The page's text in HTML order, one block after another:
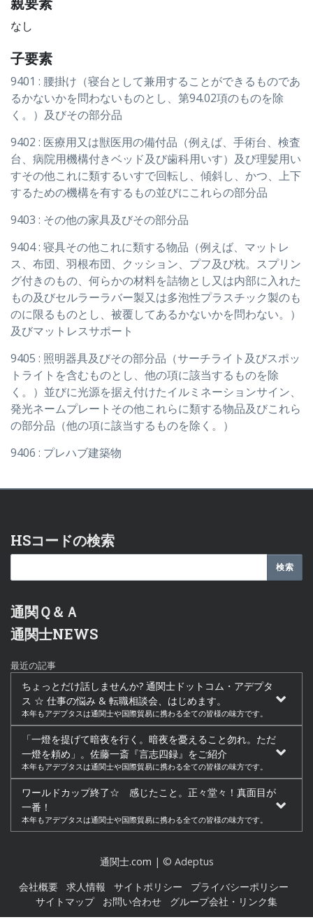
なし
子要素
9401 : 腰掛け（寝台として兼用することができるものであ
るかないかを問わないものとし、第94.02項のものを除
く。）及びその部分品
9402 : 医療用又は獣医用の備付品（例えば、手術台、検査
台、病院用機構付きベッド及び歯科用いす）及び理髪用い
すその他これに類するいすで回転し、傾斜し、かつ、上下
するための機構を有するもの並びにこれらの部分品
9403 : その他の家具及びその部分品
9404 : 寝具その他これに類する物品（例えば、マットレ
ス、布団、羽根布団、クッション、プフ及び枕。スプリン
グ付きのもの、何らかの材料を詰物とし又は内部に入れた
もの及びセルラーラバー製又は多泡性プラスチック製のも
のに限るものとし、被覆してあるかないかを問わない。）
及びマットレスサポート
9405 : 照明器具及びその部分品（サーチライト及びスポッ
トライトを含むものとし、他の項に該当するものを除
く。）並びに光源を据え付けたイルミネーションサイン、
発光ネームプレートその他これらに類する物品及びこれら
の部分品（他の項に該当するものを除く。）
9406 : プレハブ建築物
HSコードの検索
通関Ｑ＆Ａ
通関士NEWS
最近の記事
ちょっとだけ話しませんか? 通関士ドットコム・アデプタ
ス ☆ 仕事の悩み & 転職相談会、はじめます。
本年もアデプタスは通関士や国際貿易に携わる全ての皆様の味方です。
「一燈を提げて暗夜を行く。暗夜を憂えること勿れ。ただ
一燈を頼め」。佐藤一斎『言志四録』をご紹介
本年もアデプタスは通関士や国際貿易に携わる全ての皆様の味方です。
ワールドカップ終了☆ 感じたこと。正々堂々！真面目が
一番！
本年もアデプタスは通関士や国際貿易に携わる全ての皆様の味方です。
通関士.com | © Adeptus
会社概要
求人情報 サイトポリシー
プライバシーポリシー
サイトマップ
お問い合わせ グループ会社・リンク集